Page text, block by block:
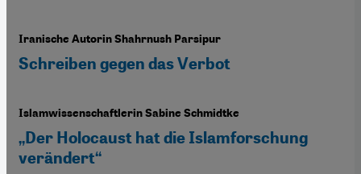
Iranische Autorin Shahrnush Parsipur
Schreiben gegen das Verbot
Islamwissenschaftlerin Sabine Schmidtke
„Der Holocaust hat die Islamforschung
verändert“